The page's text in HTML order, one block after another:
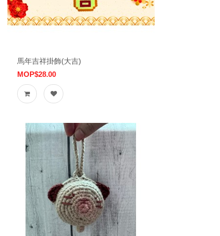
馬年吉祥掛飾(大吉)
MOP$28.00